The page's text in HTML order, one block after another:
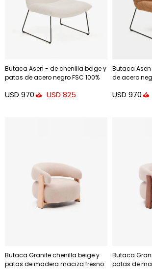
Butaca Asen - de chenilla beige y
patas de acero negro FSC 100%
USD 970 USD 825
Butaca
de acero
USD 970
Butaca Granite chenilla beige y
patas de madera maciza fresno
Butaca
patas de